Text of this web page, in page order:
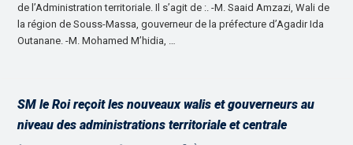
de l’Administration territoriale. Il s’agit de :. -M. Saaid Amzazi, Wali de
la région de Souss-Massa, gouverneur de la préfecture d’Agadir Ida
Outanane. -M. Mohamed M’hidia, …
SM le Roi reçoit les nouveaux walis et gouverneurs au
niveau des administrations territoriale et centrale